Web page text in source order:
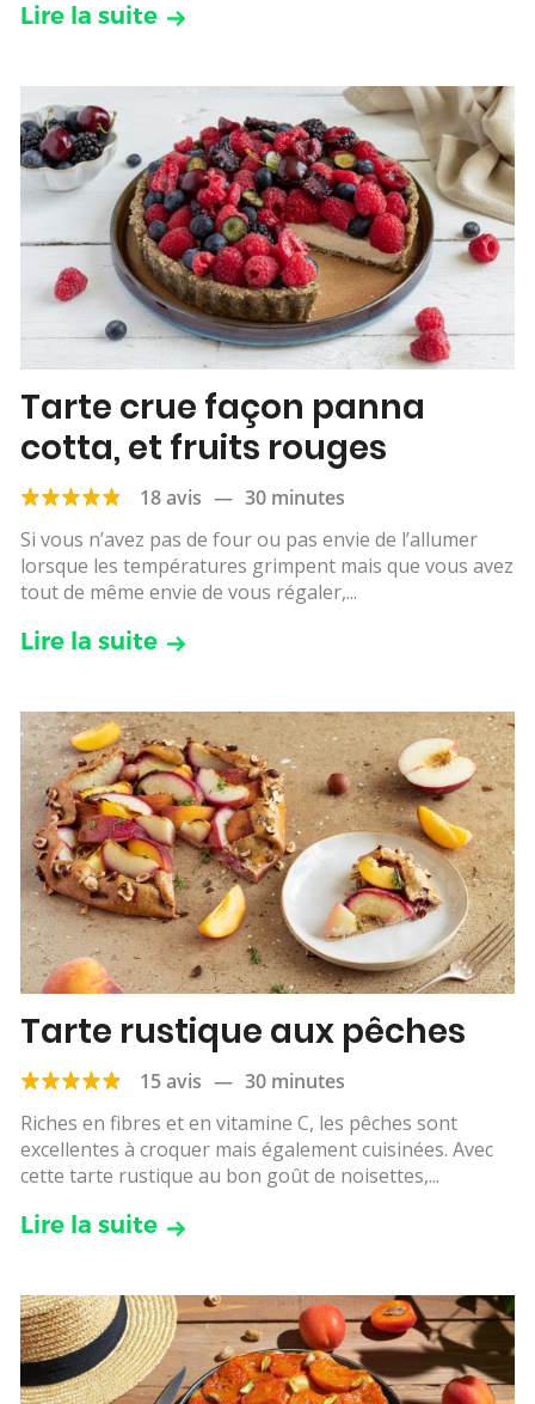
Lire la suite
Tarte crue façon panna
cotta, et fruits rouges
18 avis — 30 minutes
Si vous n’avez pas de four ou pas envie de l’allumer
lorsque les températures grimpent mais que vous avez
tout de même envie de vous régaler,...
Lire la suite
Tarte rustique aux pêches
15 avis — 30 minutes
Riches en fibres et en vitamine C, les pêches sont
excellentes à croquer mais également cuisinées. Avec
cette tarte rustique au bon goût de noisettes,...
Lire la suite